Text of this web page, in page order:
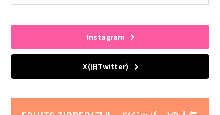
Instagram
X(旧Twitter)